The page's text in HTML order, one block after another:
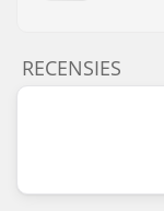
RECENSIES